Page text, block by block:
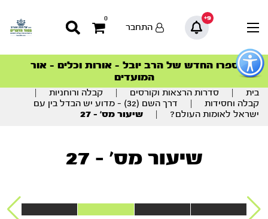
כפתור
לפתיחת
תפריט
9+
0
התחבר
סדרות הפודקאסטים
הסדרה המובילה החודש – דרך המלך
ספרו החדש של הרב יובל – אורות וכלים – אור
המועדים
הצטרפו למהפכת הבריאות הטבעית >
סדרות הפודקאסטים
הסדרה המובילה החודש – דרך המלך
תוכן
מרכזי
בית סדרות הרצאות וקורסים קבלה ורוחניות
קבלה וחסידות
דרך השם (32) – מדוע יש הבדל בין עם
ישראל לאומות העולם?
שיעור מס’ – 27
שיעור מס' - 27